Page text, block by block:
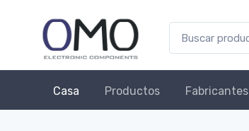
Casa Productos Fabricantes